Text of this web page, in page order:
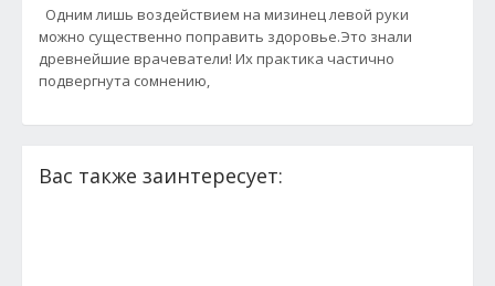
Одним лишь воздействием на мизинец левой руки
можно существенно поправить здоровье.Это знали
древнейшие врачеватели! Их практика частично
подвергнута сомнению,
Вас также заинтересует: